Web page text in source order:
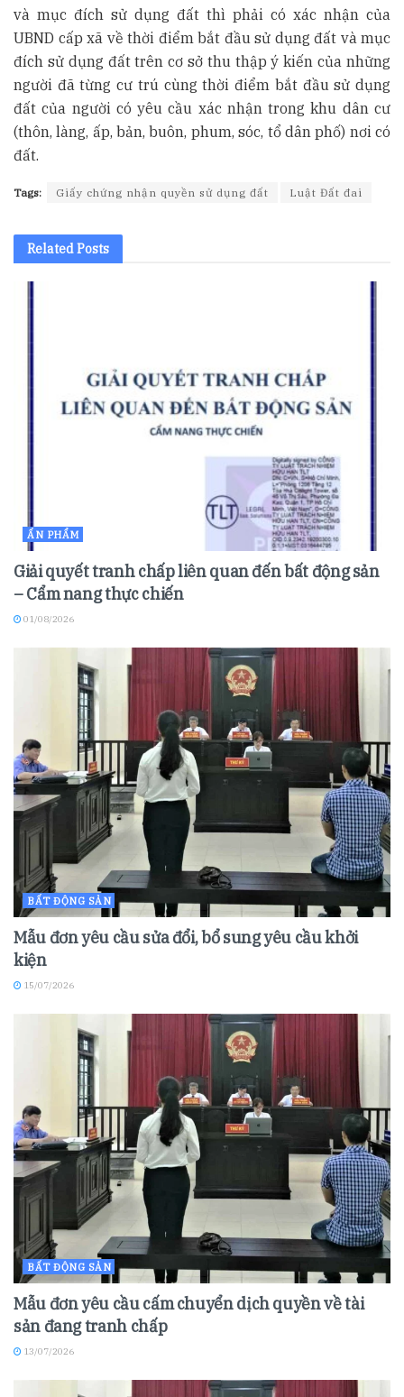
và mục đích sử dụng đất thì phải có xác nhận của
UBND cấp xã về thời điểm bắt đầu sử dụng đất và mục
đích sử dụng đất trên cơ sở thu thập ý kiến của những
người đã từng cư trú cùng thời điểm bắt đầu sử dụng
đất của người có yêu cầu xác nhận trong khu dân cư
(thôn, làng, ấp, bản, buôn, phum, sóc, tổ dân phố) nơi có
đất.
Tags: Giấy chứng nhận quyền sử dụng đất Luật Đất đai
RelatedPosts
ẤN PHẨM
Giải quyết tranh chấp liên quan đến bất động sản
– Cẩm nang thực chiến
01/08/2026
BẤT ĐỘNG SẢN
Mẫu đơn yêu cầu sửa đổi, bổ sung yêu cầu khởi
kiện
15/07/2026
BẤT ĐỘNG SẢN
Mẫu đơn yêu cầu cấm chuyển dịch quyền về tài
sản đang tranh chấp
13/07/2026